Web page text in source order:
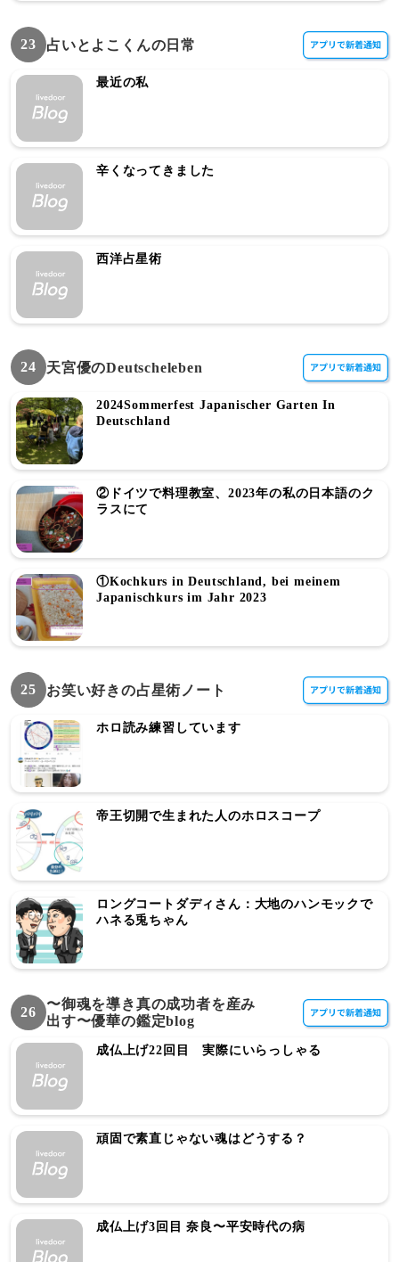
23 占いとよこくんの日常
最近の私
辛くなってきました
西洋占星術
24 天宮優のDeutscheleben
2024Sommerfest Japanischer Garten In
Deutschland
②ドイツで料理教室、2023年の私の日本語のク
ラスにて
①Kochkurs in Deutschland, bei meinem
Japanischkurs im Jahr 2023
25 お笑い好きの占星術ノート
ホロ読み練習しています
帝王切開で生まれた人のホロスコープ
ロングコートダディさん：大地のハンモックで
ハネる兎ちゃん
26
〜御魂を導き真の成功者を産み
出す〜優華の鑑定blog
成仏上げ22回目 実際にいらっしゃる
頑固で素直じゃない魂はどうする？
成仏上げ3回目 奈良〜平安時代の病